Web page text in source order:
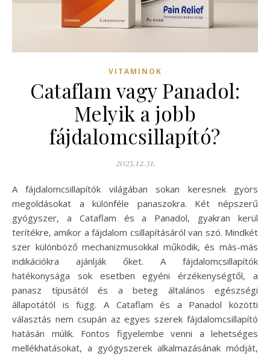
VITAMINOK
Cataflam vagy Panadol:
Melyik a jobb
fájdalomcsillapító?
2025.12.31.
A fájdalomcsillapítók világában sokan keresnek gyors
megoldásokat a különféle panaszokra. Két népszerű
gyógyszer, a Cataflam és a Panadol, gyakran kerül
terítékre, amikor a fájdalom csillapításáról van szó. Mindkét
szer különböző mechanizmusokkal működik, és más-más
indikációkra ajánlják őket. A fájdalomcsillapítók
hatékonysága sok esetben egyéni érzékenységtől, a
panasz típusától és a beteg általános egészségi
állapotától is függ. A Cataflam és a Panadol közötti
választás nem csupán az egyes szerek fájdalomcsillapító
hatásán múlik. Fontos figyelembe venni a lehetséges
mellékhatásokat, a gyógyszerek alkalmazásának módját,